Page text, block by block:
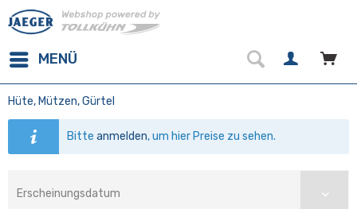
MENÜ
Hüte, Mützen, Gürtel
Bitteanmelden, um hier Preise zu sehen.